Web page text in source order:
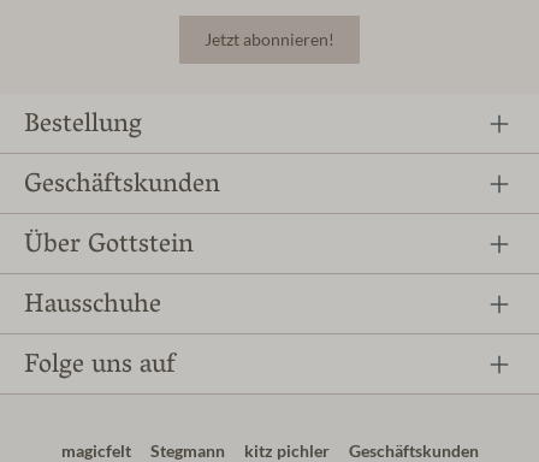
Jetzt abonnieren!
Bestellung
Geschäftskunden
Über Gottstein
Hausschuhe
Folge uns auf
magicfelt Stegmann kitz pichler Geschäftskunden